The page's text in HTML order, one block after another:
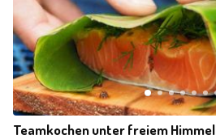
Teamkochen unter freiem Himmel